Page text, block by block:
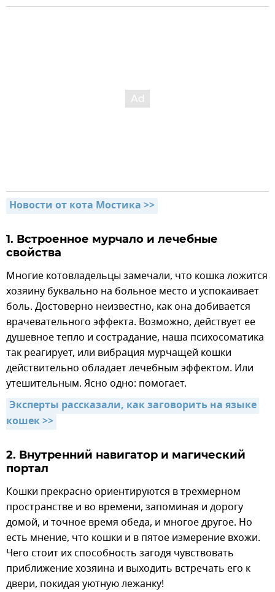
Новости от кота Мостика >>
1. Встроенное мурчало и лечебные
свойства
Многие котовладельцы замечали, что кошка ложится
хозяину буквально на больное место и успокаивает
боль. Достоверно неизвестно, как она добивается
врачевательного эффекта. Возможно, действует ее
душевное тепло и сострадание, наша психосоматика
так реагирует, или вибрация мурчащей кошки
действительно обладает лечебным эффектом. Или
утешительным. Ясно одно: помогает.
Эксперты рассказали, как заговорить на языке
кошек >>
2. Внутренний навигатор и магический
портал
Кошки прекрасно ориентируются в трехмерном
пространстве и во времени, запоминая и дорогу
домой, и точное время обеда, и многое другое. Но
есть мнение, что кошки и в пятое измерение вхожи.
Чего стоит их способность загодя чувствовать
приближение хозяина и выходить встречать его к
двери, покидая уютную лежанку!